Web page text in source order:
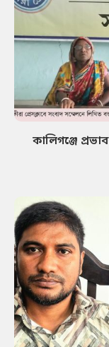
কালিগঞ্জে